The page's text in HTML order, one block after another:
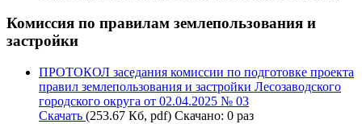
Комиссия по правилам землепользования и
застройки
ПРОТОКОЛ заседания комиссии по подготовке проекта
правил землепользования и застройки Лесозаводского
городского округа от 02.04.2025 № 03
Скачать (253.67 Кб, pdf) Скачано: 0 раз